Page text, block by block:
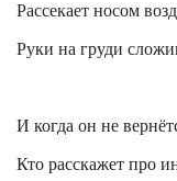
Рассекает носом
Руки на груди
И когда он не
Кто расскажет про